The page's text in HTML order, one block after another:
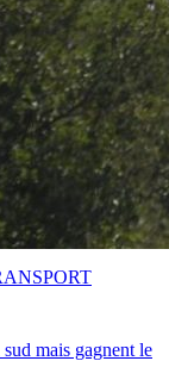
mais gagnent le